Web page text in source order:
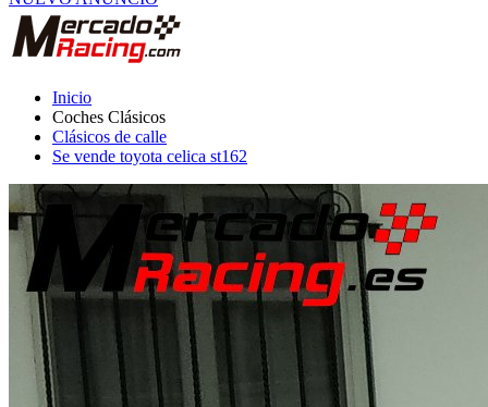
Coches Clásicos
Clásicos de calle
Se vende toyota celica st162